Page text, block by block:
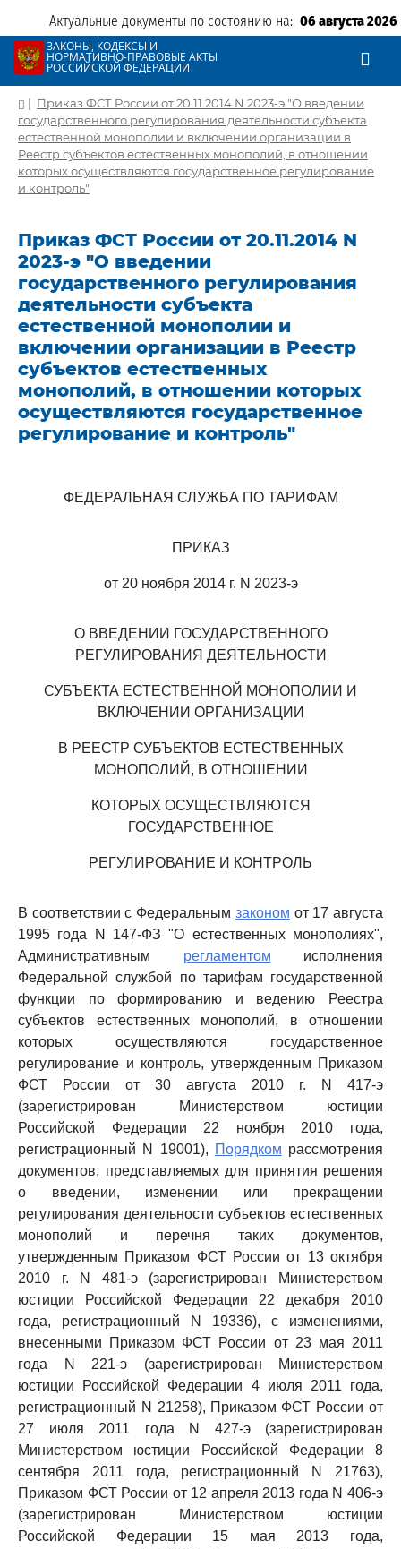
Актуальные документы по состоянию на: 06 августа 2026
ЗАКОНЫ, КОДЕКСЫ И
НОРМАТИВНО-ПРАВОВЫЕ АКТЫ
РОССИЙСКОЙ ФЕДЕРАЦИИ
| Приказ ФСТ России от 20.11.2014 N 2023-э "О введении
государственного регулирования деятельности субъекта
естественной монополии и включении организации в
Реестр субъектов естественных монополий, в отношении
которых осуществляются государственное регулирование
и контроль"
Приказ ФСТ России от 20.11.2014 N
2023-э "О введении
государственного регулирования
деятельности субъекта
естественной монополии и
включении организации в Реестр
субъектов естественных
монополий, в отношении которых
осуществляются государственное
регулирование и контроль"
ФЕДЕРАЛЬНАЯ СЛУЖБА ПО ТАРИФАМ
ПРИКАЗ
от 20 ноября 2014 г. N 2023-э
О ВВЕДЕНИИ ГОСУДАРСТВЕННОГО
РЕГУЛИРОВАНИЯ ДЕЯТЕЛЬНОСТИ
СУБЪЕКТА ЕСТЕСТВЕННОЙ МОНОПОЛИИ И
ВКЛЮЧЕНИИ ОРГАНИЗАЦИИ
В РЕЕСТР СУБЪЕКТОВ ЕСТЕСТВЕННЫХ
МОНОПОЛИЙ, В ОТНОШЕНИИ
КОТОРЫХ ОСУЩЕСТВЛЯЮТСЯ
ГОСУДАРСТВЕННОЕ
РЕГУЛИРОВАНИЕ И КОНТРОЛЬ
В соответствии с Федеральным законом от 17 августа
1995 года N 147-ФЗ "О естественных монополиях",
Административным регламентом исполнения
Федеральной службой по тарифам государственной
функции по формированию и ведению Реестра
субъектов естественных монополий, в отношении
которых осуществляются государственное
регулирование и контроль, утвержденным Приказом
ФСТ России от 30 августа 2010 г. N 417-э
(зарегистрирован Министерством юстиции
Российской Федерации 22 ноября 2010 года,
регистрационный N 19001), Порядком рассмотрения
документов, представляемых для принятия решения
о введении, изменении или прекращении
регулирования деятельности субъектов естественных
монополий и перечня таких документов,
утвержденным Приказом ФСТ России от 13 октября
2010 г. N 481-э (зарегистрирован Министерством
юстиции Российской Федерации 22 декабря 2010
года, регистрационный N 19336), с изменениями,
внесенными Приказом ФСТ России от 23 мая 2011
года N 221-э (зарегистрирован Министерством
юстиции Российской Федерации 4 июля 2011 года,
регистрационный N 21258), Приказом ФСТ России от
27 июля 2011 года N 427-э (зарегистрирован
Министерством юстиции Российской Федерации 8
сентября 2011 года, регистрационный N 21763),
Приказом ФСТ России от 12 апреля 2013 года N 406-э
(зарегистрирован Министерством юстиции
Российской Федерации 15 мая 2013 года,